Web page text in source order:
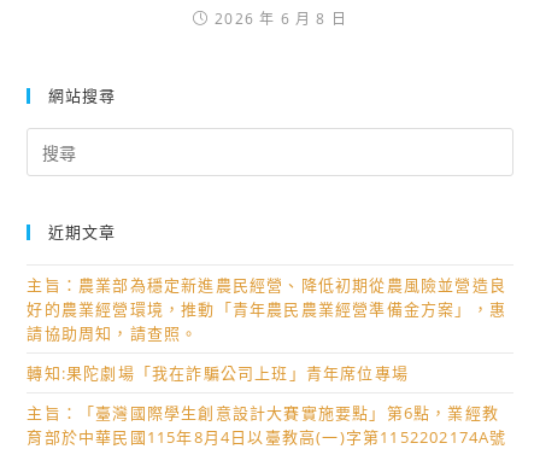
2026 年 6 月 8 日
網站搜尋
for:
近期文章
主旨：農業部為穩定新進農民經營、降低初期從農風險並營造良
好的農業經營環境，推動「青年農民農業經營準備金方案」，惠
請協助周知，請查照。
轉知:果陀劇場「我在詐騙公司上班」青年席位專場
主旨：「臺灣國際學生創意設計大賽實施要點」第6點，業經教
育部於中華民國115年8月4日以臺教高(一)字第1152202174A號